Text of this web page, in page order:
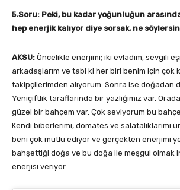
5.Soru: Peki, bu kadar yoğunluğun
hep enerjik kalıyor diye sorsak, ne
AKSU: Öncelikle enerjimi; iki evladım, sevgili
arkadaşlarım ve tabi ki her biri benim için çok
takipçilerimden alıyorum. Sonra ise doğadan
Yeniçiftlik taraflarında bir yazlığımız var.
güzel bir bahçem var. Çok seviyorum bu
Kendi biberlerimi, domates ve salatalıklarımı
beni çok mutlu ediyor ve gerçekten enerjimi
bahşettiği doğa ve bu doğa ile meşgul olmak
enerjisi veriyor.